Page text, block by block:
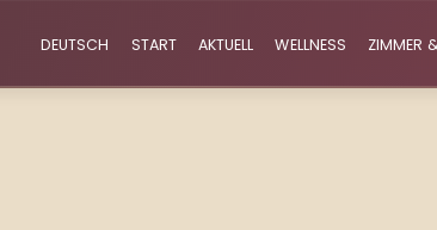
DEUTSCH START AKTUELL WELLNESS ZIMMER